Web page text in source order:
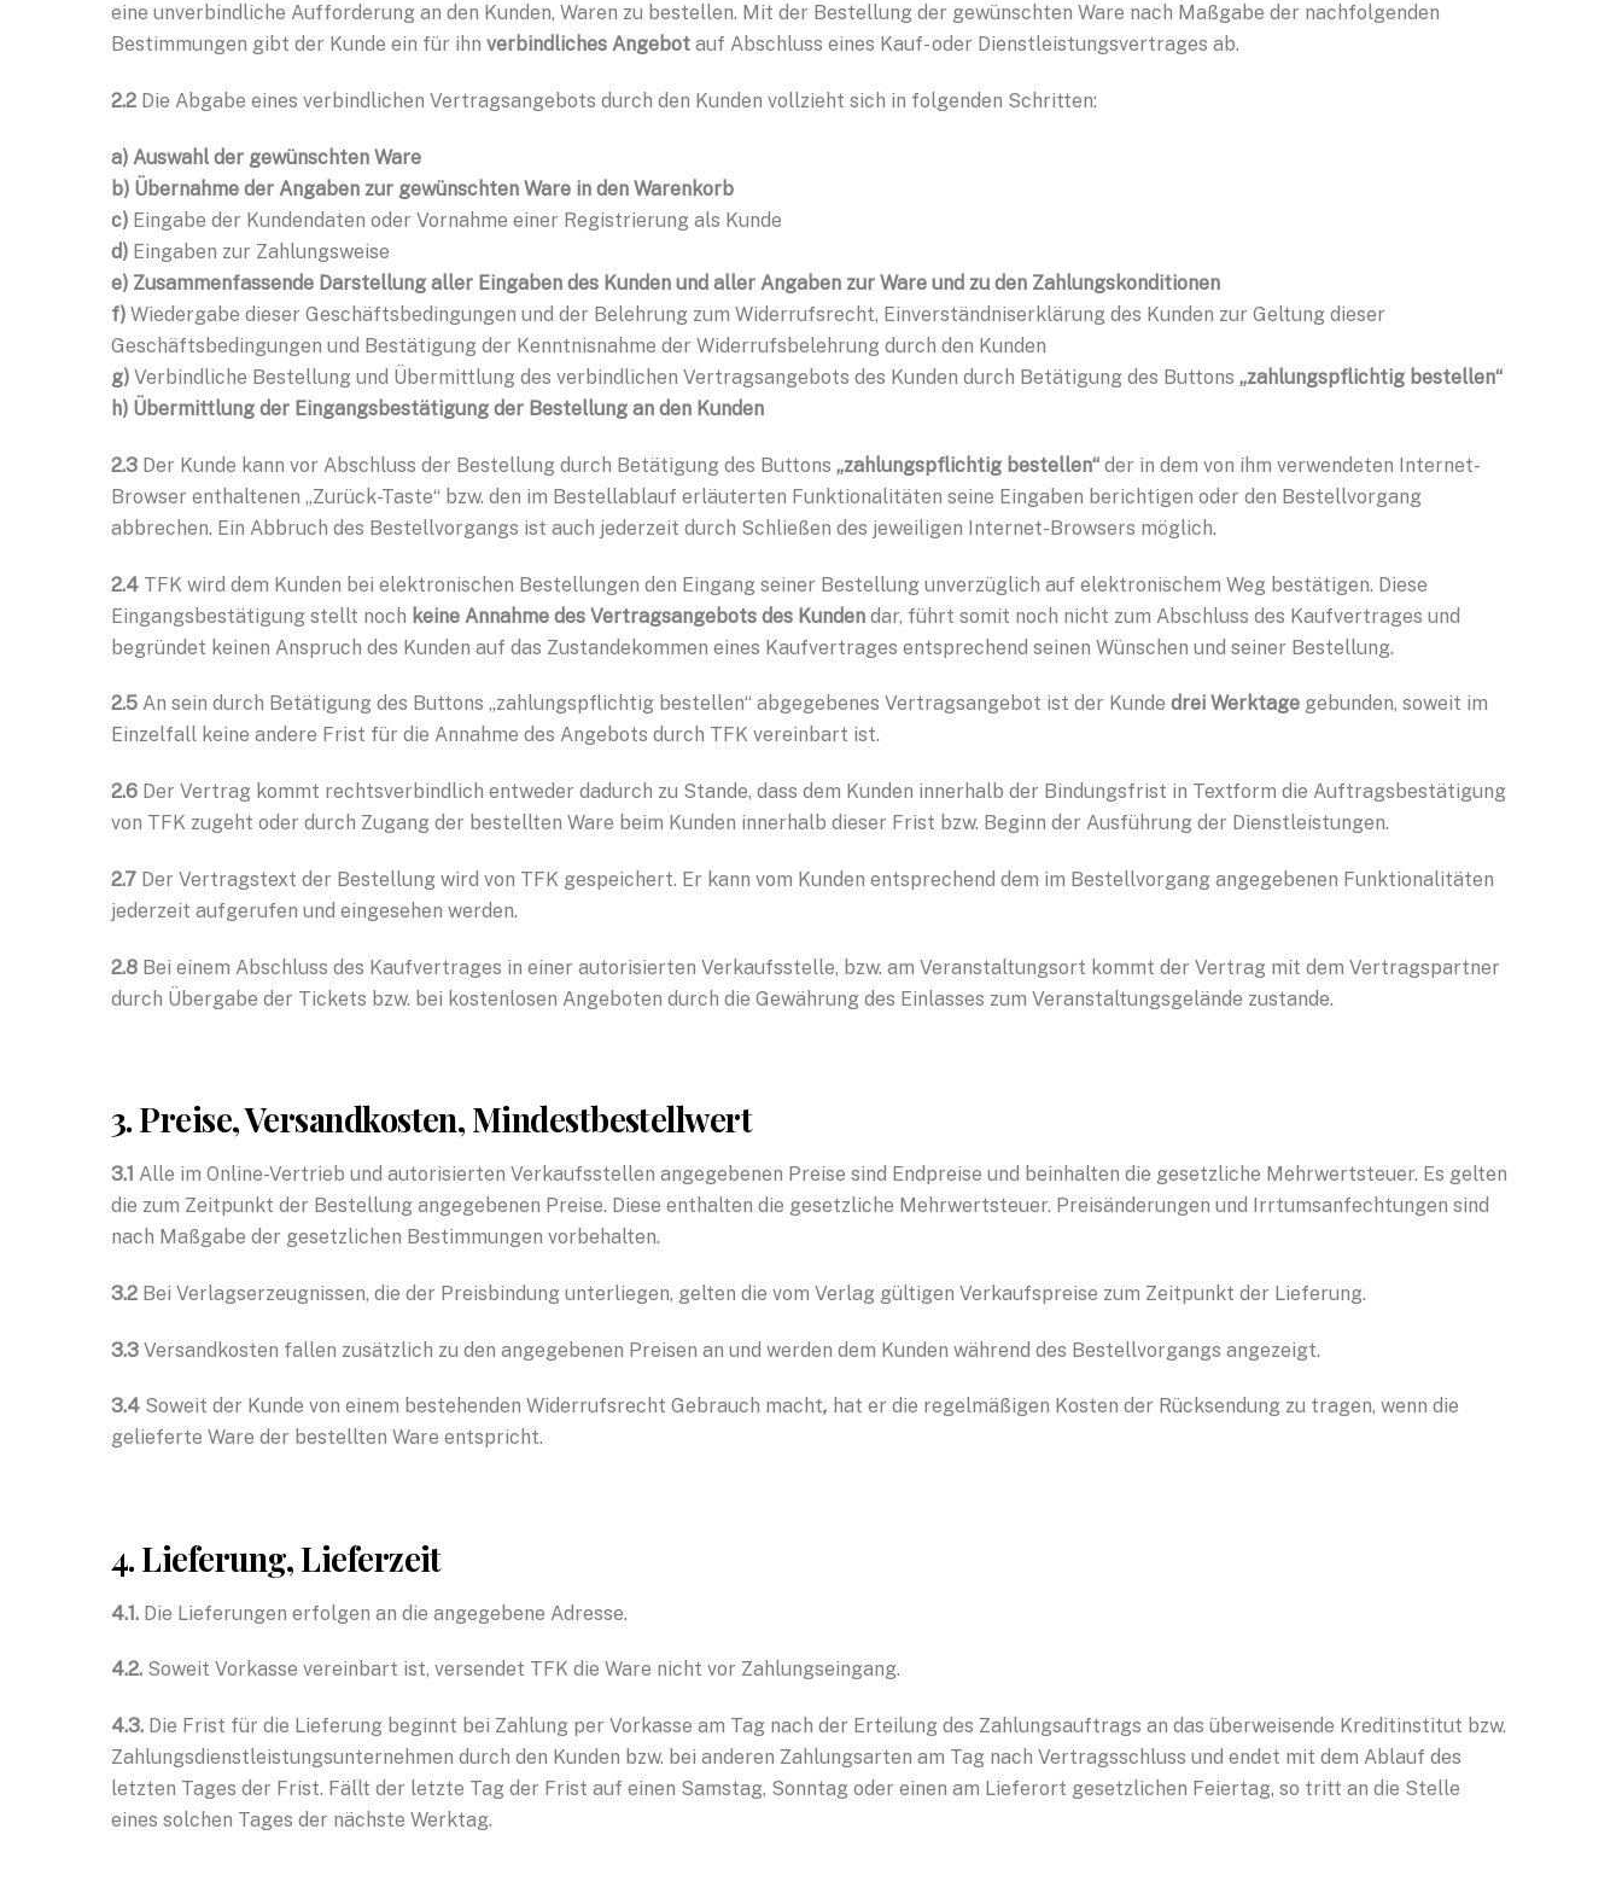
eine unverbindliche Aufforderung an den Kunden, Waren zu bestellen. Mit der Bestellung der gewünschten Ware nach Maßgabe der nachfolgenden
Bestimmungen gibt der Kunde ein für ihn verbindliches Angebot auf Abschluss eines Kauf- oder Dienstleistungsvertrages ab.
2.2 Die Abgabe eines verbindlichen Vertragsangebots durch den Kunden vollzieht sich in folgenden Schritten:
a) Auswahl der gewünschten Ware
b) Übernahme der Angaben zur gewünschten Ware in den Warenkorb
c) Eingabe der Kundendaten oder Vornahme einer Registrierung als Kunde
d) Eingaben zur Zahlungsweise
e) Zusammenfassende Darstellung aller Eingaben des Kunden und aller Angaben zur Ware und zu den Zahlungskonditionen
f) Wiedergabe dieser Geschäftsbedingungen und der Belehrung zum Widerrufsrecht, Einverständniserklärung des Kunden zur Geltung dieser
Geschäftsbedingungen und Bestätigung der Kenntnisnahme der Widerrufsbelehrung durch den Kunden
g) Verbindliche Bestellung und Übermittlung des verbindlichen Vertragsangebots des Kunden durch Betätigung des Buttons „zahlungspflichtig bestellen“
h) Übermittlung der Eingangsbestätigung der Bestellung an den Kunden
2.3 Der Kunde kann vor Abschluss der Bestellung durch Betätigung des Buttons „zahlungspflichtig bestellen“ der in dem von ihm verwendeten Internet-
Browser enthaltenen „Zurück-Taste“ bzw. den im Bestellablauf erläuterten Funktionalitäten seine Eingaben berichtigen oder den Bestellvorgang
abbrechen. Ein Abbruch des Bestellvorgangs ist auch jederzeit durch Schließen des jeweiligen Internet-Browsers möglich.
2.4 TFK wird dem Kunden bei elektronischen Bestellungen den Eingang seiner Bestellung unverzüglich auf elektronischem Weg bestätigen. Diese
Eingangsbestätigung stellt noch keine Annahme des Vertragsangebots des Kunden dar, führt somit noch nicht zum Abschluss des Kaufvertrages und
begründet keinen Anspruch des Kunden auf das Zustandekommen eines Kaufvertrages entsprechend seinen Wünschen und seiner Bestellung.
2.5 An sein durch Betätigung des Buttons „zahlungspflichtig bestellen“ abgegebenes Vertragsangebot ist der Kunde drei Werktage gebunden, soweit im
Einzelfall keine andere Frist für die Annahme des Angebots durch TFK vereinbart ist.
2.6 Der Vertrag kommt rechtsverbindlich entweder dadurch zu Stande, dass dem Kunden innerhalb der Bindungsfrist in Textform die Auftragsbestätigung
von TFK zugeht oder durch Zugang der bestellten Ware beim Kunden innerhalb dieser Frist bzw. Beginn der Ausführung der Dienstleistungen.
2.7 Der Vertragstext der Bestellung wird von TFK gespeichert. Er kann vom Kunden entsprechend dem im Bestellvorgang angegebenen Funktionalitäten
jederzeit aufgerufen und eingesehen werden.
2.8 Bei einem Abschluss des Kaufvertrages in einer autorisierten Verkaufsstelle, bzw. am Veranstaltungsort kommt der Vertrag mit dem Vertragspartner
durch Übergabe der Tickets bzw. bei kostenlosen Angeboten durch die Gewährung des Einlasses zum Veranstaltungsgelände zustande.
3. Preise, Versandkosten, Mindestbestellwert
3.1 Alle im Online-Vertrieb und autorisierten Verkaufsstellen angegebenen Preise sind Endpreise und beinhalten die gesetzliche Mehrwertsteuer. Es gelten
die zum Zeitpunkt der Bestellung angegebenen Preise. Diese enthalten die gesetzliche Mehrwertsteuer. Preisänderungen und Irrtumsanfechtungen sind
nach Maßgabe der gesetzlichen Bestimmungen vorbehalten.
3.2 Bei Verlagserzeugnissen, die der Preisbindung unterliegen, gelten die vom Verlag gültigen Verkaufspreise zum Zeitpunkt der Lieferung.
3.3 Versandkosten fallen zusätzlich zu den angegebenen Preisen an und werden dem Kunden während des Bestellvorgangs angezeigt.
3.4 Soweit der Kunde von einem bestehenden Widerrufsrecht Gebrauch macht, hat er die regelmäßigen Kosten der Rücksendung zu tragen, wenn die
gelieferte Ware der bestellten Ware entspricht.
4. Lieferung, Lieferzeit
4.1. Die Lieferungen erfolgen an die angegebene Adresse.
4.2. Soweit Vorkasse vereinbart ist, versendet TFK die Ware nicht vor Zahlungseingang.
4.3. Die Frist für die Lieferung beginnt bei Zahlung per Vorkasse am Tag nach der Erteilung des Zahlungsauftrags an das überweisende Kreditinstitut bzw.
Zahlungsdienstleistungsunternehmen durch den Kunden bzw. bei anderen Zahlungsarten am Tag nach Vertragsschluss und endet mit dem Ablauf des
letzten Tages der Frist. Fällt der letzte Tag der Frist auf einen Samstag, Sonntag oder einen am Lieferort gesetzlichen Feiertag, so tritt an die Stelle
eines solchen Tages der nächste Werktag.